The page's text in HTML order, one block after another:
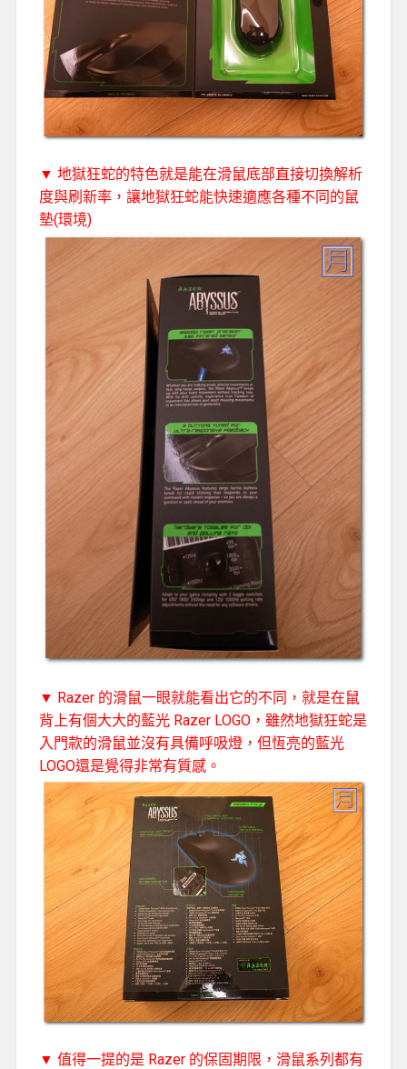
▼ 地獄狂蛇的特色就是能在滑鼠底部直接切換解析
度與刷新率，讓地獄狂蛇能快速適應各種不同的鼠
墊(環境)
▼ Razer 的滑鼠一眼就能看出它的不同，就是在鼠
背上有個大大的藍光 Razer LOGO，雖然地獄狂蛇是
入門款的滑鼠並沒有具備呼吸燈，但恆亮的藍光
LOGO還是覺得非常有質感。
▼ 值得一提的是 Razer 的保固期限，滑鼠系列都有